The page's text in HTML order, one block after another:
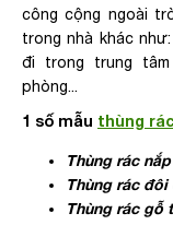
công cộng ngoài
trong nhà khác
đi trong trung
phòng...
1 số mẫu thùng
Thùng rác
Thùng rác
Thùng rác gỗ